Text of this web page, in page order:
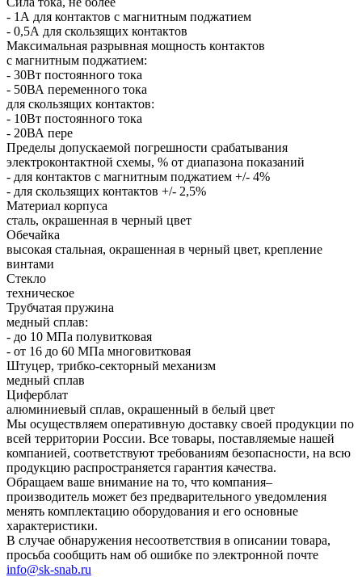
- 1А для контактов с магнитным поджатием
- 0,5А для скользящих контактов
Максимальная разрывная мощность контактов
с магнитным поджатием:
- 30Вт постоянного тока
- 50ВА переменного тока
для скользящих контактов:
- 10Вт постоянного тока
- 20ВА пере
Пределы допускаемой погрешности срабатывания
электроконтактной схемы, % от диапазона показаний
- для контактов с магнитным поджатием +/- 4%
- для скользящих контактов +/- 2,5%
Материал корпуса
сталь, окрашенная в черный цвет
Обечайка
высокая стальная, окрашенная в черный цвет, крепление
винтами
Стекло
техническое
Трубчатая пружина
медный сплав:
- до 10 МПа полувитковая
- от 16 до 60 МПа многовитковая
Штуцер, трибко-секторный механизм
медный сплав
Циферблат
алюминиевый сплав, окрашенный в белый цвет
Мы осуществляем оперативную доставку своей продукции по
всей территории России. Все товары, поставляемые нашей
компанией, соответствуют требованиям безопасности, на всю
продукцию распространяется гарантия качества.
Обращаем ваше внимание на то, что компания–
производитель может без предварительного уведомления
менять комплектацию оборудования и его основные
характеристики.
В случае обнаружения несоответствия в описании товара,
просьба сообщить нам об ошибке по электронной почте
info@sk-snab.ru